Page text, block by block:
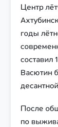
Центр
годы
составил
Васютин
После
по